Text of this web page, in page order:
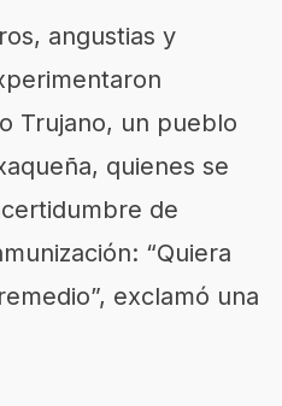
angustias y
Trujano, un pueblo
quienes se
de
“Quiera
exclamó una